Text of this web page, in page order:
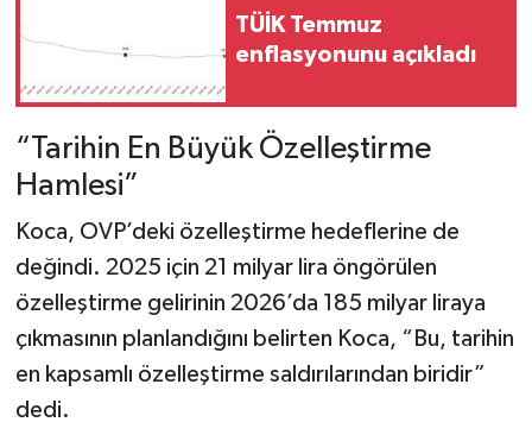
TÜİK Temmuz
enflasyonunu açıkladı
“Tarihin En Büyük Özelleştirme
Hamlesi”
Koca, OVP’deki özelleştirme hedeflerine de
değindi. 2025 için 21 milyar lira öngörülen
özelleştirme gelirinin 2026’da 185 milyar liraya
çıkmasının planlandığını belirten Koca, “Bu, tarihin
en kapsamlı özelleştirme saldırılarından biridir”
dedi.